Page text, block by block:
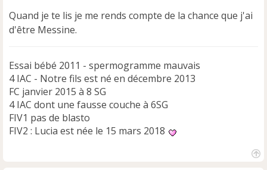
n
o
u
Quand je te lis je me rends compte de la chance que j'ai
d'être Messine.
Essai bébé 2011 - spermogramme mauvais
4 IAC - Notre fils est né en décembre 2013
FC janvier 2015 à 8 SG
4 IAC dont une fausse couche à 6SG
FIV1 pas de blasto
FIV2 : Lucia est née le 15 mars 2018